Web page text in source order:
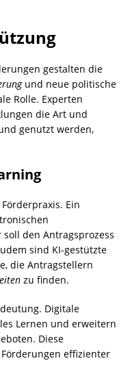
gestalten die
und neue politische
Rolle. Experten
die Art und
genutzt werden,
Ein
den Antragsprozess
sind KI-gestützte
die Antragstellern
zu finden.
Digitale
Lernen und erweitern
Diese
effizienter